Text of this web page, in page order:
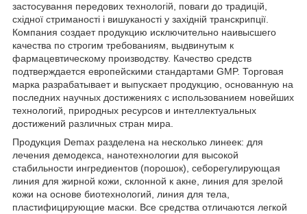
застосування передових технологій, поваги до традицій,
східної стриманості і вишуканості у західній транскрипції.
Компания создает продукцию исключительно наивысшего
качества по строгим требованиям, выдвинутым к
фармацевтическому производству. Качество средств
подтверждается европейскими стандартами GMP. Торговая
марка разрабатывает и выпускает продукцию, основанную на
последних научных достижениях с использованием новейших
технологий, природных ресурсов и интеллектуальных
достижений различных стран мира.
Продукция Demax разделена на несколько линеек: для
лечения демодекса, нанотехнологии для высокой
стабильности ингредиентов (порошок), себорегулирующая
линия для жирной кожи, склонной к акне, линия для зрелой
кожи на основе биотехнологий, линия для тела,
пластифицирующие маски. Все средства отличаются легкой